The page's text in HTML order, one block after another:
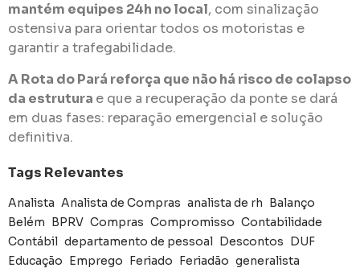
mantém equipes 24h no local, com sinalização
ostensiva para orientar todos os motoristas e
garantir a trafegabilidade.
A Rota do Pará reforça que não há risco de colapso
da estrutura e que a recuperação da ponte se dará
em duas fases: reparação emergencial e solução
definitiva.
Tags Relevantes
Analista Analista de Compras analista de rh Balanço
Belém BPRV Compras Compromisso Contabilidade
Contábil departamento de pessoal Descontos DUF
Educação Emprego Feriado Feriadão generalista